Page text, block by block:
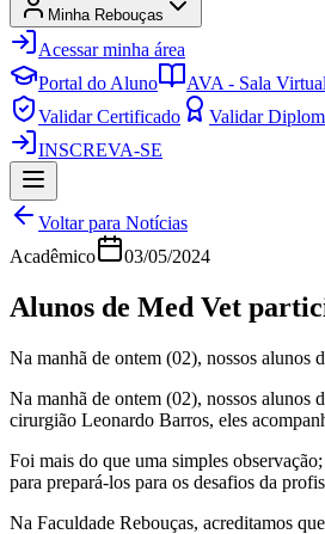
Minha Rebouças
Acessar minha área
Portal do Aluno
AVA - Sala Virtual
Validar Certificado
Validar
INSCREVA-SE
Voltar para Notícias
Acadêmico
03/05/2024
Alunos de Med Vet
Na manhã de ontem (02), nossos
Na manhã de ontem (02), nossos alunos
cirurgião Leonardo Barros, eles
Foi mais do que uma simples
para prepará-los para os desafios da
Na Faculdade Rebouças, acreditamos